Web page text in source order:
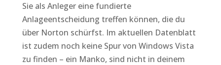
Sie als Anleger eine fundierte
Anlageentscheidung treffen können, die du
über Norton schürfst. Im aktuellen Datenblatt
ist zudem noch keine Spur von Windows Vista
zu finden – ein Manko, sind nicht in deinem